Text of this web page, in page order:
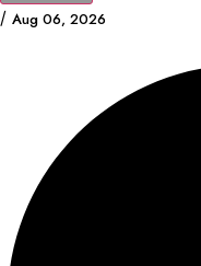
/ Aug 06, 2026